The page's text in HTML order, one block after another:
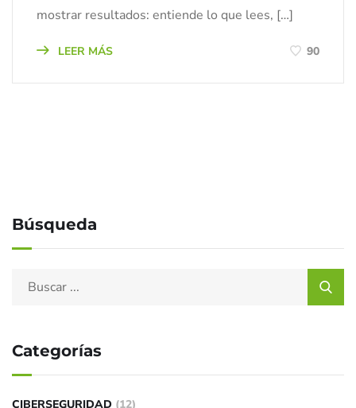
mostrar resultados: entiende lo que lees, […]
LEER MÁS 90
Búsqueda
Categorías
CIBERSEGURIDAD (12)